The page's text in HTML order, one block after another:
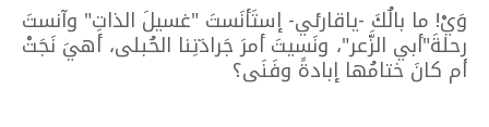
وَيْ! ما بالُكَ -ياقارئي- إستَأنَستَ "غسيلَ الذاتِ" وآنستَ
رحلةَ"أبي الزَّعر"، ونَسيتَ أمرَ جَرادَتِنا الحُبلى، أهيَ نَجَتْ
أم كانَ ختامُها إبادةً وفَنَى؟